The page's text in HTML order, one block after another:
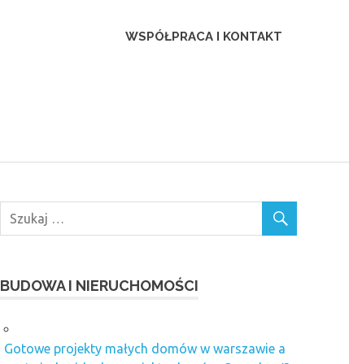
WSPÓŁPRACA I KONTAKT
BUDOWA I NIERUCHOMOŚCI
Gotowe projekty małych domów w warszawie a